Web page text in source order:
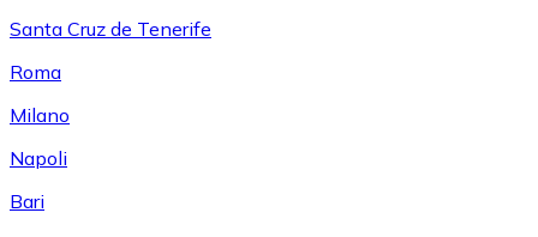
Santa Cruz de Tenerife
Roma
Milano
Napoli
Bari